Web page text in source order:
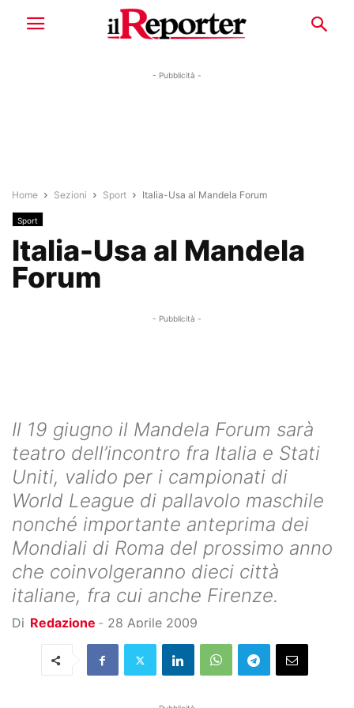
- Pubblicità -
Home Sezioni Sport Italia-Usa al Mandela Forum
Sport
Italia-Usa al Mandela
Forum
- Pubblicità -
Il 19 giugno il Mandela Forum sarà
teatro dell’incontro fra Italia e Stati
Uniti, valido per i campionati di
World League di pallavolo maschile
nonché importante anteprima dei
Mondiali di Roma del prossimo anno
che coinvolgeranno dieci città
italiane, fra cui anche Firenze.
Di Redazione - 28 Aprile 2009